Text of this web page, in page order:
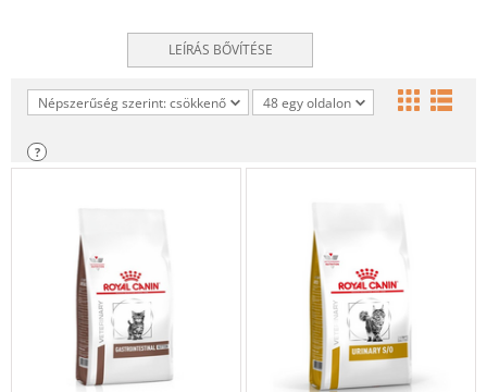
LEÍRÁS BŐVÍTÉSE
Népszerűség szerint: csökkenő 48 egy oldalon
?